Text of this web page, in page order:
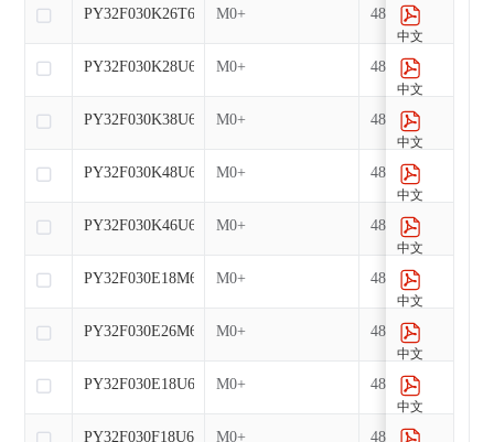
M0+ 48
M0+ 48
M0+ 48
M0+ 48
M0+ 48
M0+ 48
M0+ 48
M0+ 48
M0+ 48
PY32F030K26T6
PY32F030K28U6-E
PY32F030K38U6-E
PY32F030K48U6-E
PY32F030K46U6-E
PY32F030E18M6
PY32F030E26M6-E
PY32F030E18U6-E
PY32F030F18U6-E
中文
中文
中文
中文
中文
中文
中文
中文